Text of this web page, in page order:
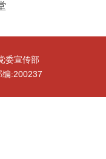
委宣传部
编:200237